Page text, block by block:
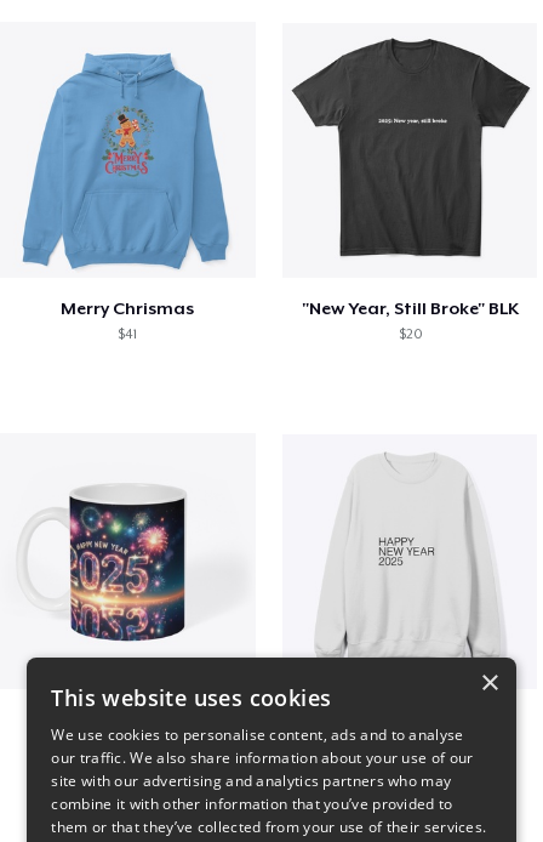
Merry Chrismas
$41
"New Year, Still Broke" BLK
$20
$16 $41
×
This website uses cookies
We use cookies to personalise content, ads and to analyse
our traffic. We also share information about your use of our
site with our advertising and analytics partners who may
combine it with other information that you’ve provided to
them or that they’ve collected from your use of their services.